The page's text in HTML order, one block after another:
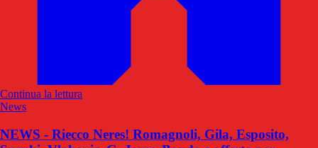
Continua la lettura
News
NEWS - Riecco Neres! Romagnoli, Gila, Esposito,